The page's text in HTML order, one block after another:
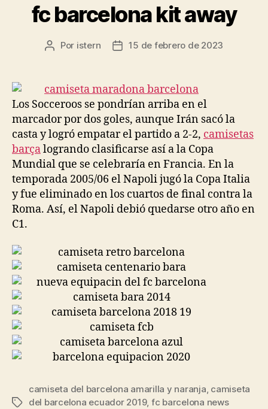
fc barcelona kit away
Autor
entrada
Por istern
Fecha
entrada
15 de febrero de 2023
Los Socceroos se pondrían arriba en el
marcador por dos goles, aunque Irán sacó la
casta y logró empatar el partido a 2-2, camisetas
barçalogrando clasificarse así a la Copa
Mundial que se celebraría en Francia. En la
temporada 2005/06 el Napoli jugó la Copa Italia
y fue eliminado en los cuartos de final contra la
Roma. Así, el Napoli debió quedarse otro año en
C1.
Etiquetas
camiseta del barcelona amarilla y naranja, camiseta
del barcelona ecuador 2019, fc barcelona news